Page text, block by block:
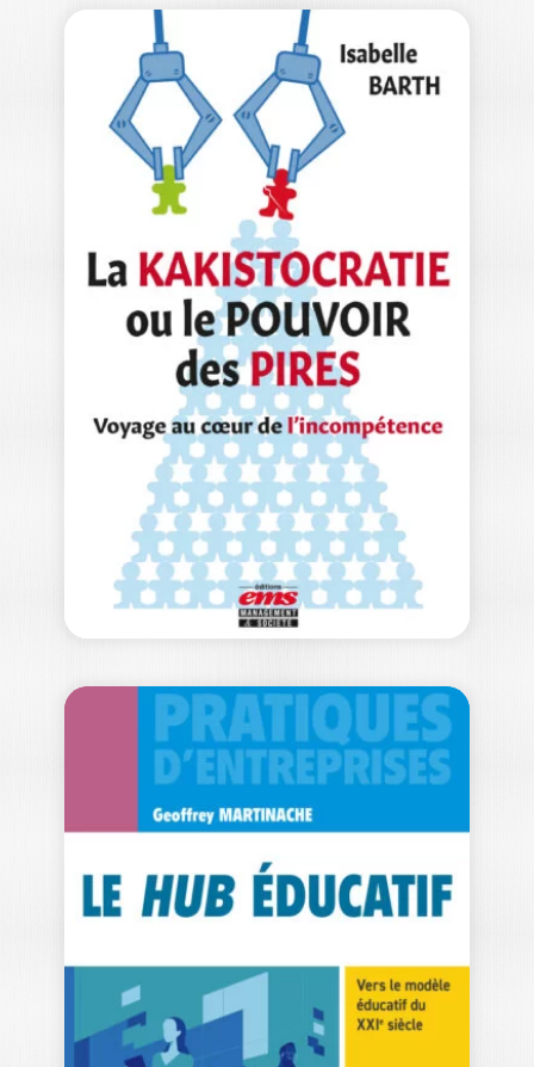
FORMATION
GEOFFREY MARTINACHE|
ROMAIN ZERBIB
Ouvrage labellisé FNEGE (2025),
catégorie « Ouvrage de recherche
collectif » Flexibilité, coopération,…
25,00
LA KAKISTOCRATIE
OU LE POUVOIR
DES…